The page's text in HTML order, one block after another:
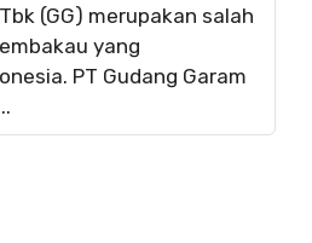
(GG) merupakan salah
yang
PT Gudang Garam